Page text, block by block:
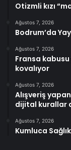
Otizmli kızı
Ağustos 7, 2026
Bodrum’da
Ağustos 7, 2026
Fransa
kovalıyor
Ağustos 7, 2026
Alışveriş
dijital kurallar
Ağustos 7, 2026
Kumluca